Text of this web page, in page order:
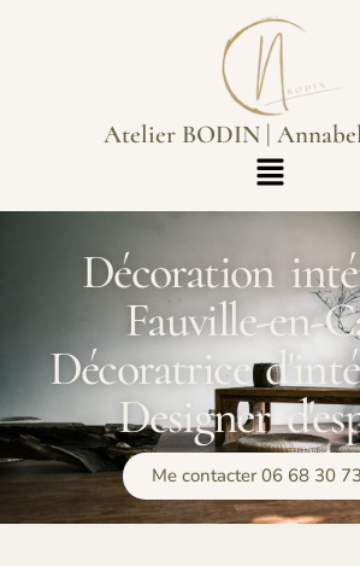
Atelier BODIN |
Décoration
Fauville-en-
Décoratrice
Designer
Me contacter 06 68 30